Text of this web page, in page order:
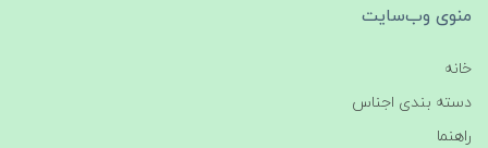
منوی وب‌سایت
خانه
دسته بندی اجناس
راهنما